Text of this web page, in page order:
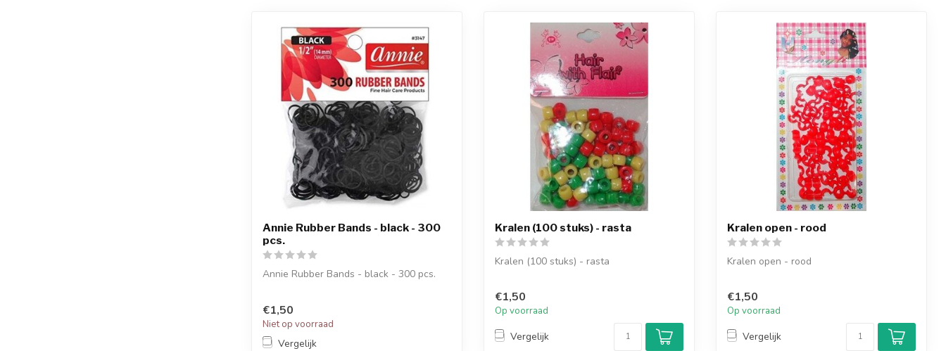
Annie Rubber Bands - black - 300
pcs.
Annie Rubber Bands - black - 300 pcs.
€1,50
Niet op voorraad
Vergelijk
Kralen (100 stuks) - rasta
Kralen (100 stuks) - rasta
€1,50
Op voorraad
Vergelijk
Kralen open - rood
Kralen open - rood
€1,50
Op voorraad
Vergelijk